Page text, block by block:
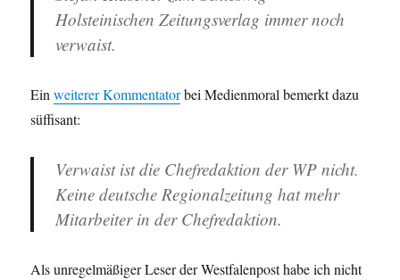
Holsteinischen Zeitungsverlag immer noch
verwaist.
Einweiterer Kommentatorbei Medienmoral bemerkt dazu
süffisant:
Verwaist ist die Chefredaktion der WP nicht.
Keine deutsche Regionalzeitung hat mehr
Mitarbeiter in der Chefredaktion.
Als unregelmäßiger Leser der Westfalenpost habe ich nicht